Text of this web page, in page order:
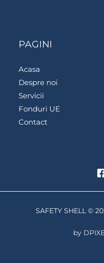
PAGINI
Acasa
Despre noi
Servicii
Fonduri UE
Contact
SAFETY SHELL ©
by